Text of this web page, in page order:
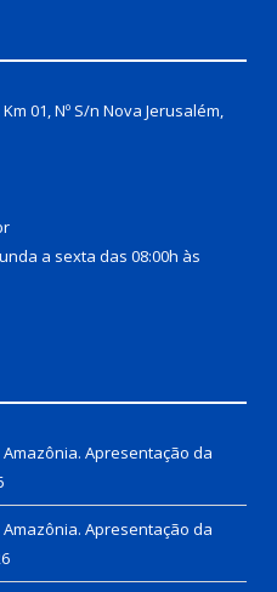
01, Nº S/n Nova Jerusalém,
a sexta das 08:00h às
Amazônia. Apresentação da
Amazônia. Apresentação da